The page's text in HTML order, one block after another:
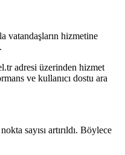
vatandaşların hizmetine
adresi üzerinden hizmet
ve kullanıcı dostu ara
sayısı artırıldı. Böylece